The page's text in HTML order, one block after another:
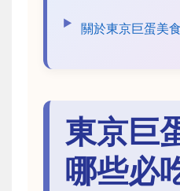
關於東京巨蛋美
東京巨
哪些必